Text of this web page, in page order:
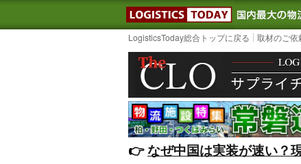
LOGISTICS
LogisticsToday総合トップに戻る 取材のご依
👉️なぜ中国は実装が速い？